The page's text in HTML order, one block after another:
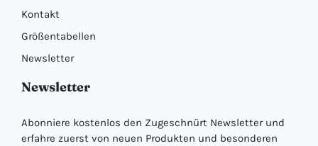
Kontakt
Größentabellen
Newsletter
Newsletter
Abonniere kostenlos den Zugeschnürt Newsletter und
erfahre zuerst von neuen Produkten und besonderen